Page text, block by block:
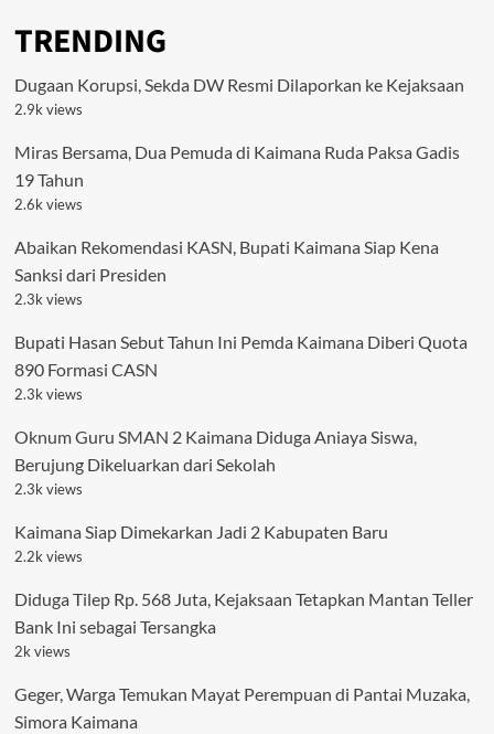
TRENDING
Dugaan Korupsi, Sekda DW Resmi Dilaporkan ke Kejaksaan
2.9k views
Miras Bersama, Dua Pemuda di Kaimana Ruda Paksa Gadis
19 Tahun
2.6k views
Abaikan Rekomendasi KASN, Bupati Kaimana Siap Kena
Sanksi dari Presiden
2.3k views
Bupati Hasan Sebut Tahun Ini Pemda Kaimana Diberi Quota
890 Formasi CASN
2.3k views
Oknum Guru SMAN 2 Kaimana Diduga Aniaya Siswa,
Berujung Dikeluarkan dari Sekolah
2.3k views
Kaimana Siap Dimekarkan Jadi 2 Kabupaten Baru
2.2k views
Diduga Tilep Rp. 568 Juta, Kejaksaan Tetapkan Mantan Teller
Bank Ini sebagai Tersangka
2k views
Geger, Warga Temukan Mayat Perempuan di Pantai Muzaka,
Simora Kaimana